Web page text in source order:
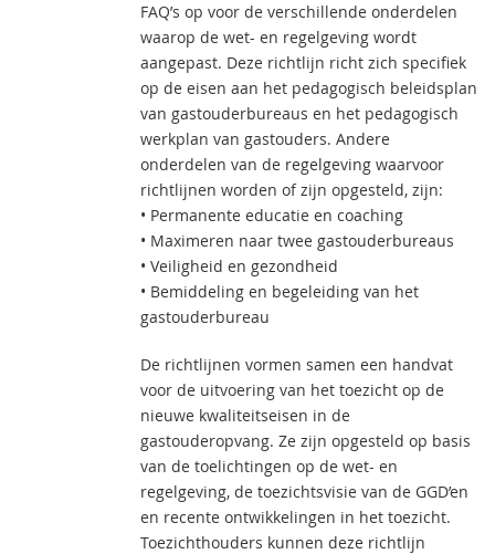
FAQ’s op voor de verschillende onderdelen
waarop de wet- en regelgeving wordt
aangepast. Deze richtlijn richt zich specifiek
op de eisen aan het pedagogisch beleidsplan
van gastouderbureaus en het pedagogisch
werkplan van gastouders. Andere
onderdelen van de regelgeving waarvoor
richtlijnen worden of zijn opgesteld, zijn:
• Permanente educatie en coaching
• Maximeren naar twee gastouderbureaus
• Veiligheid en gezondheid
• Bemiddeling en begeleiding van het
gastouderbureau
De richtlijnen vormen samen een handvat
voor de uitvoering van het toezicht op de
nieuwe kwaliteitseisen in de
gastouderopvang. Ze zijn opgesteld op basis
van de toelichtingen op de wet- en
regelgeving, de toezichtsvisie van de GGD’en
en recente ontwikkelingen in het toezicht.
Toezichthouders kunnen deze richtlijn